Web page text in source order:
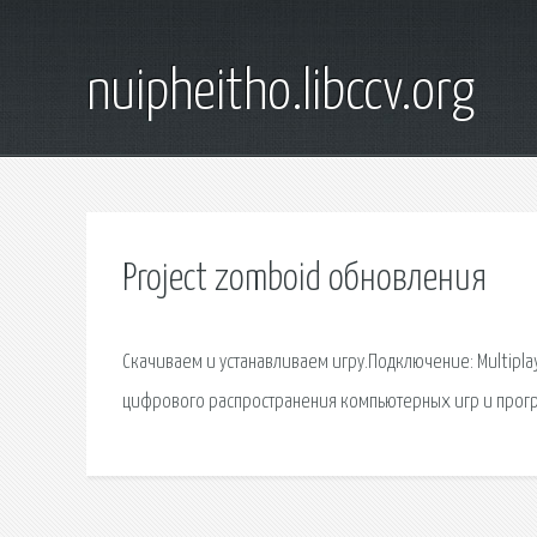
nuipheitho.libccv.org
Project zomboid обновления
Скачиваем и устанавливаем игру.Подключение:
цифрового распространения компьютерных игр и